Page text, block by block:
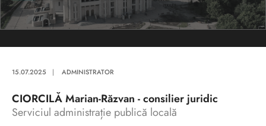
15.07.2025 | ADMINISTRATOR
CIORCILĂ Marian-Răzvan - consilier juridic
Serviciul administrație publică locală